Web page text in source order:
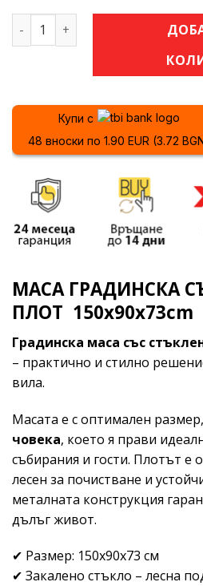
количество за МАСА
Купи с
48 вноски по 1.90 EUR (3.72
МАСА ГРАДИНСКА
ПЛОТ 150х90х73cm
Градинска маса със
– практично и стилно
вила.
Масата е с оптимален
човека, което я прави
събирания и гости. Плотът е
лесен за почистване и
металната конструкция
дълъг живот.
✔ Размер: 150x90x73 см
✔ Закалено стъкло – лесна